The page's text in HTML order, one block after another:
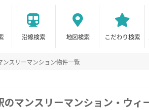
沿線検索 地図検索 こだわり検索
ンスリーマンション物件一覧
マンスリーマンション・ウィ